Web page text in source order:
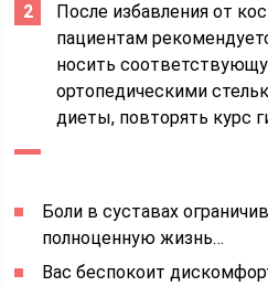
После избавления от
пациентам
носить
ортопедическими
диеты, повторять курс
Боли в суставах
полноценную жизнь…
Вас беспокоит